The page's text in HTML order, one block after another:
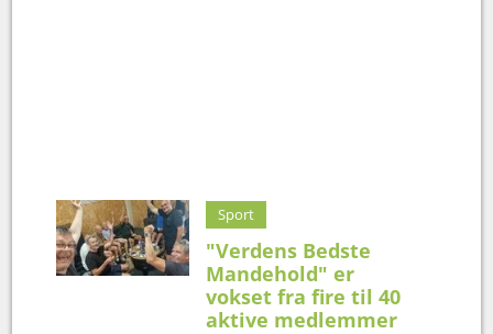
Sport
"Verdens Bedste
Mandehold" er
vokset fra fire til 40
aktive medlemmer